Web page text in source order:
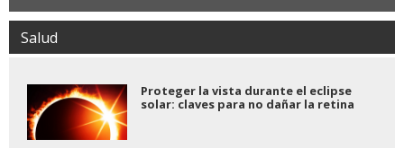
Salud
Proteger la vista durante el eclipse
solar: claves para no dañar la retina